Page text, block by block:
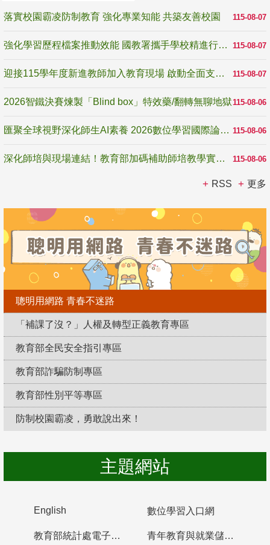
115-08-07
落實校園霸凌防制教育 強化專業知能 共築友善校園
115-08-07
強化學習歷程檔案推動效能 國教署攜手學校精進行政與教學支持
115-08-07
迎接115學年度新進教師加入教育現場 啟動全面支持陪伴
115-08-06
2026智鐵決賽煉製「Blind box」特效藥/翻轉無聊地獄
115-08-06
匯聚全球視野深化師生AI素養 2026數位學習國際論壇高雄登場
115-08-06
深化師培與現場連結！教育部加碼補助師培教學實踐研究 10月師培國際研討會交流教學實踐經驗
RSS 更多
聰明用網路 青春不迷路
「補課了沒？」人權及轉型正義教育專區
教育部全民安全指引專區
教育部詐騙防制專區
教育部性別平等專區
防制校園霸凌，勇敢說出來！
主題網站
English 數位學習入口網
教育部統計處電子書櫃 青年教育與就業儲蓄帳戶